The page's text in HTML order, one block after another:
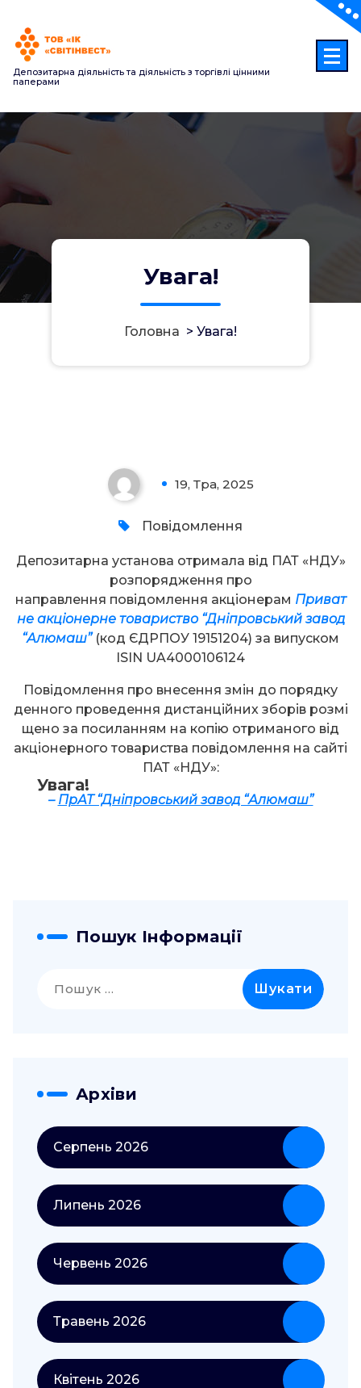
контенту
Депозитарна діяльність та діяльність з торгівлі цінними
паперами
Увага!
Головна > Увага!
19, Тра, 2025
Повідомлення
Увага!
Депозитарна установа отримала від ПАТ «НДУ»
розпорядження про
направлення повідомлення акціонерам Приват
не акціонерне товариство “Дніпровський завод
“Алюмаш” (код ЄДРПОУ 19151204) за випуском
ISIN UA4000106124
Повідомлення про внесення змін до порядку
денного проведення дистанційних зборів розмі
щено за посиланням на копію отриманого від
акціонерного товариства повідомлення на сайті
ПАТ «НДУ»:
– ПрАТ “Дніпровський завод “Алюмаш”
Пошук Інформації
Архіви
Серпень 2026
Липень 2026
Червень 2026
Травень 2026
Квітень 2026